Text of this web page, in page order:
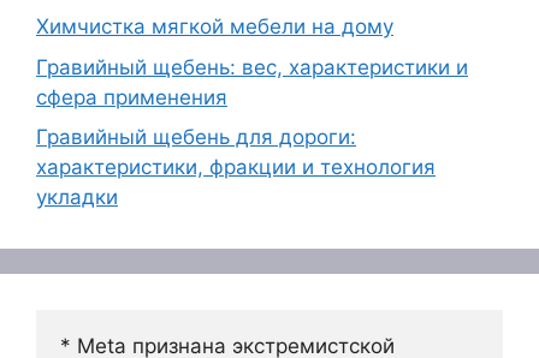
Химчистка мягкой мебели на дому
Гравийный щебень: вес, характеристики и
сфера применения
Гравийный щебень для дороги:
характеристики, фракции и технология
укладки
* Meta признана экстремистской